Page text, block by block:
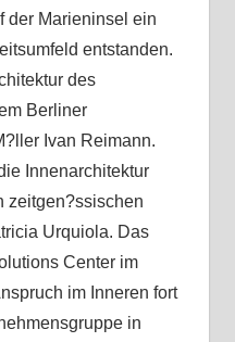
der Marieninsel ein
entstanden.
des
Berliner
Ivan Reimann.
Innenarchitektur
zeitgen?ssischen
Urquiola. Das
Center im
im Inneren fort
in